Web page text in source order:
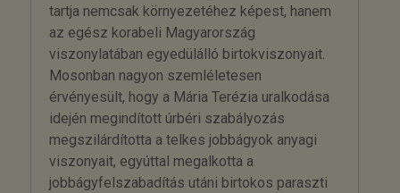
tartja nemcsak környezetéhez képest, hanem
az egész korabeli Magyarország
viszonylatában egyedülálló birtokviszonyait.
Mosonban nagyon szemléletesen
érvényesült, hogy a Mária Terézia uralkodása
idején megindított úrbéri szabályozás
megszilárdította a telkes jobbágyok anyagi
viszonyait, egyúttal megalkotta a
jobbágyfelszabadítás utáni birtokos paraszti